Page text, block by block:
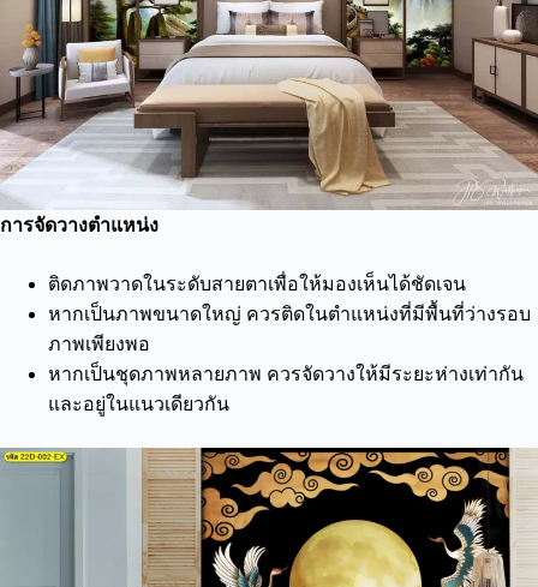
การจัดวางตำแหน่ง
ติดภาพวาดในระดับสายตาเพื่อให้มองเห็นได้ชัดเจน
หากเป็นภาพขนาดใหญ่ ควรติดในตำแหน่งที่มีพื้นที่ว่างรอบ
ภาพเพียงพอ
หากเป็นชุดภาพหลายภาพ ควรจัดวางให้มีระยะห่างเท่ากัน
และอยู่ในแนวเดียวกัน